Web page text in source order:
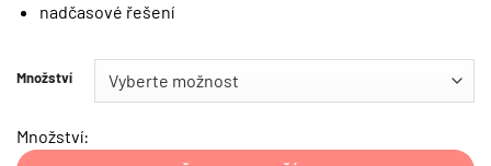
nadčasové řešení
Množství
Množství: